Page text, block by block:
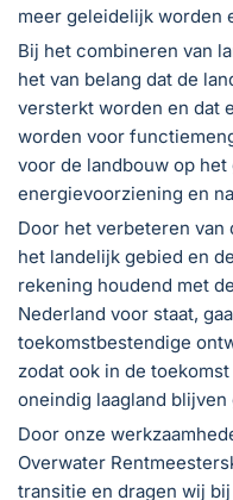
meer geleidelijk worden
Bij het combineren van
het van belang dat de
versterkt worden en dat
worden voor
voor de landbouw op
energievoorziening en
Door het verbeteren van
het landelijk gebied en
rekening houdend met
Nederland voor staat,
toekomstbestendige
zodat ook in de
oneindig laagland blijven
Door onze
Overwater
transitie en dragen wij